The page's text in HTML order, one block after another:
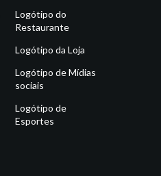
Logótipo do
Restaurante
Logótipo da Loja
Logótipo de Mídias
sociais
Logótipo de
Esportes